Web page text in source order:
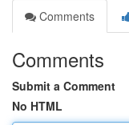
Comments
Comments
Submit a Comment
No HTML